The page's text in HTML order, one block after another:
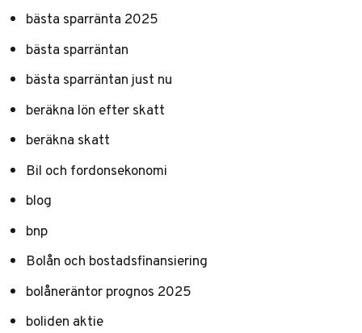
bästa sparränta 2025
bästa sparräntan
bästa sparräntan just nu
beräkna lön efter skatt
beräkna skatt
Bil och fordonsekonomi
blog
bnp
Bolån och bostadsfinansiering
bolåneräntor prognos 2025
boliden aktie